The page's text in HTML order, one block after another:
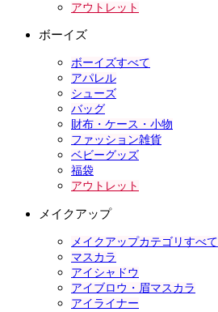
アウトレット
ボーイズ
ボーイズすべて
アパレル
シューズ
バッグ
財布・ケース・小物
ファッション雑貨
ベビーグッズ
福袋
アウトレット
メイクアップ
メイクアップカテゴリすべて
マスカラ
アイシャドウ
アイブロウ・眉マスカラ
アイライナー